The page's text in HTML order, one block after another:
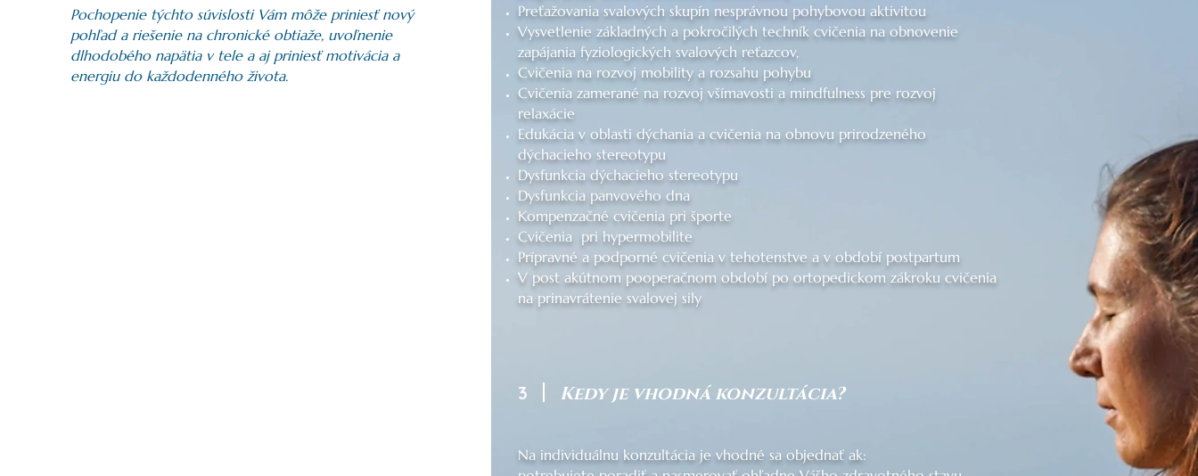
Pochopenie týchto súvislosti Vám môže priniesť nový
pohľad a riešenie na chronické obtiaže, uvoľnenie
dlhodobého napätia v tele a aj priniesť motivácia a
energiu do každodenného života.
Preťažovania svalových skupín nesprávnou pohybovou aktivitou
Vysvetlenie základných a pokročilých techník cvičenia na obnovenie
zapájania fyziologických svalových reťazcov,
Cvičenia na rozvoj mobility a rozsahu pohybu
Cvičenia zamerané na rozvoj všímavosti a mindfulness pre rozvoj
relaxácie
Edukácia v oblasti dýchania a cvičenia na obnovu prirodzeného
dýchacieho stereotypu
Dysfunkcia dýchacieho stereotypu
Dysfunkcia panvového dna
Kompenzačné cvičenia pri športe
Cvičenia pri hypermobilite
Prípravné a podporné cvičenia v tehotenstve a v období postpartum
V post akútnom pooperačnom období po ortopedickom zákroku cvičenia
na prinavrátenie svalovej sily
3 Kedy je vhodná konzultácia?
Na individuálnu konzultácia je vhodné sa objednať ak: